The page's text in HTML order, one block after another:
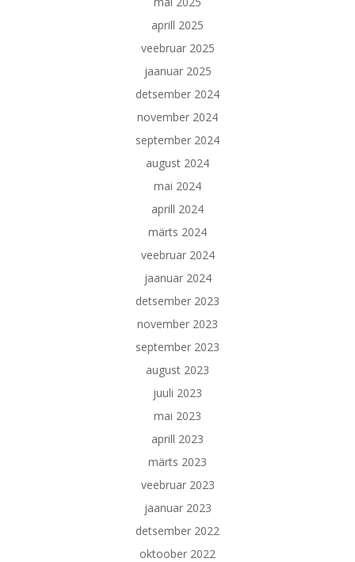
aprill 2025
veebruar 2025
jaanuar 2025
detsember 2024
november 2024
september 2024
august 2024
mai 2024
aprill 2024
märts 2024
veebruar 2024
jaanuar 2024
detsember 2023
november 2023
september 2023
august 2023
juuli 2023
mai 2023
aprill 2023
märts 2023
veebruar 2023
jaanuar 2023
detsember 2022
oktoober 2022